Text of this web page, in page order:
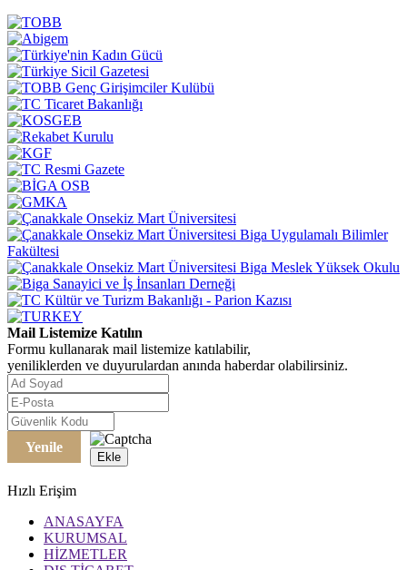
Mail Listemize Katılın
Formu kullanarak mail listemize katılabilir,
yeniliklerden ve duyurulardan anında haberdar olabilirsiniz.
Yenile
Ekle
Hızlı Erişim
ANASAYFA
KURUMSAL
HİZMETLER